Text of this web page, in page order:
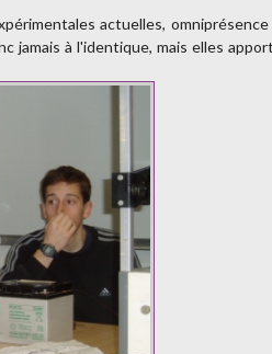
actuelles,
jamais à l'identique, mais elles